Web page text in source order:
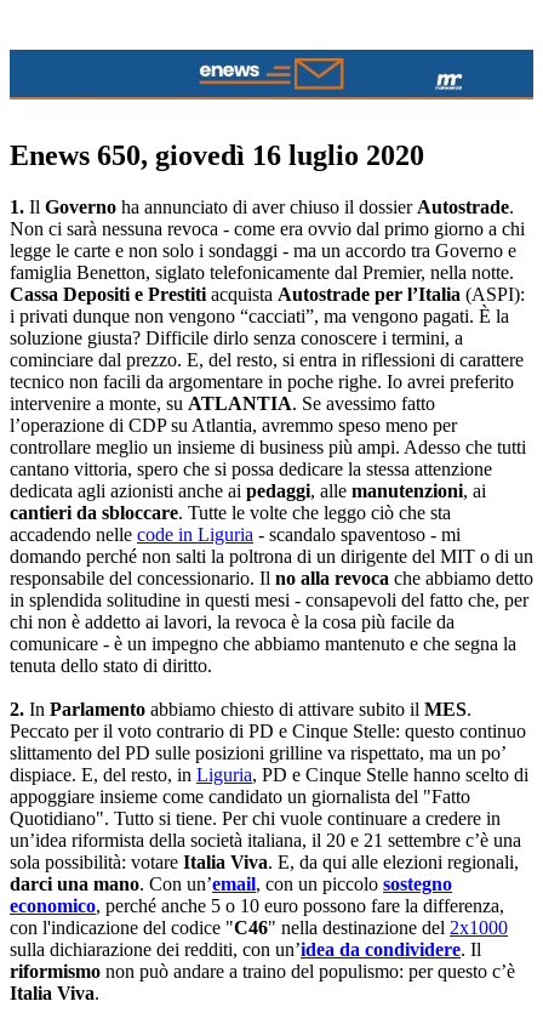
Enews 650, giovedì 16 luglio 2020
1. Il Governo ha annunciato di aver chiuso il dossier Autostrade.
Non ci sarà nessuna revoca - come era ovvio dal primo giorno a chi
legge le carte e non solo i sondaggi - ma un accordo tra Governo e
famiglia Benetton, siglato telefonicamente dal Premier, nella notte.
Cassa Depositi e Prestiti acquista Autostrade per l’Italia (ASPI):
i privati dunque non vengono “cacciati”, ma vengono pagati. È la
soluzione giusta? Difficile dirlo senza conoscere i termini, a
cominciare dal prezzo. E, del resto, si entra in riflessioni di carattere
tecnico non facili da argomentare in poche righe. Io avrei preferito
intervenire a monte, su ATLANTIA. Se avessimo fatto
l’operazione di CDP su Atlantia, avremmo speso meno per
controllare meglio un insieme di business più ampi. Adesso che tutti
cantano vittoria, spero che si possa dedicare la stessa attenzione
dedicata agli azionisti anche ai pedaggi, alle manutenzioni, ai
cantieri da sbloccare. Tutte le volte che leggo ciò che sta
accadendo nelle code in Liguria - scandalo spaventoso - mi
domando perché non salti la poltrona di un dirigente del MIT o di un
responsabile del concessionario. Il no alla revoca che abbiamo detto
in splendida solitudine in questi mesi - consapevoli del fatto che, per
chi non è addetto ai lavori, la revoca è la cosa più facile da
comunicare - è un impegno che abbiamo mantenuto e che segna la
tenuta dello stato di diritto.
2. In Parlamento abbiamo chiesto di attivare subito il MES.
Peccato per il voto contrario di PD e Cinque Stelle: questo continuo
slittamento del PD sulle posizioni grilline va rispettato, ma un po’
dispiace. E, del resto, in Liguria, PD e Cinque Stelle hanno scelto di
appoggiare insieme come candidato un giornalista del "Fatto
Quotidiano". Tutto si tiene. Per chi vuole continuare a credere in
un’idea riformista della società italiana, il 20 e 21 settembre c’è una
sola possibilità: votare Italia Viva. E, da qui alle elezioni regionali,
darci una mano. Con un’email, con un piccolo sostegno
economico, perché anche 5 o 10 euro possono fare la differenza,
con l'indicazione del codice "C46" nella destinazione del 2x1000
sulla dichiarazione dei redditi, con un’idea da condividere. Il
riformismo non può andare a traino del populismo: per questo c’è
Italia Viva.